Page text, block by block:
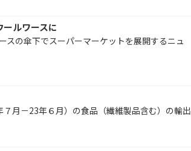
ルワースに
スの傘下でスーパーマーケットを展開するニュ
月－23年６月）の食品（繊維製品含む）の輸出